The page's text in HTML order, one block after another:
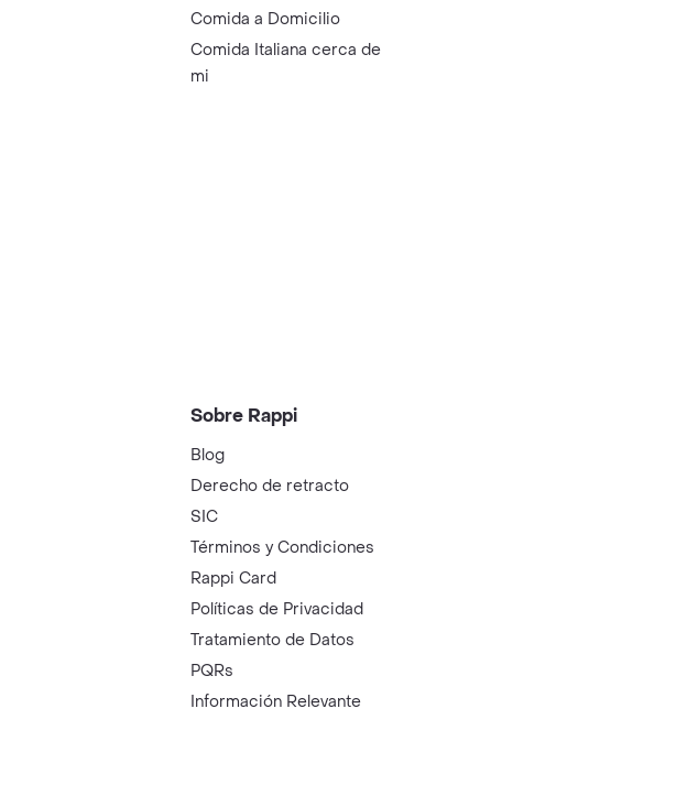
Comida a Domicilio
Comida Italiana cerca de
mi
Sobre Rappi
Blog
Derecho de retracto
SIC
Términos y Condiciones
Rappi Card
Políticas de Privacidad
Tratamiento de Datos
PQRs
Información Relevante